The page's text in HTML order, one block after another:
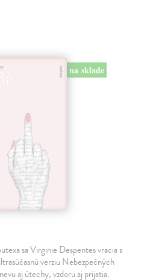
na sklade
sa Virginie Despentes vracia s
verziu Nebezpečných
aj útechy, vzdoru aj prijatia.